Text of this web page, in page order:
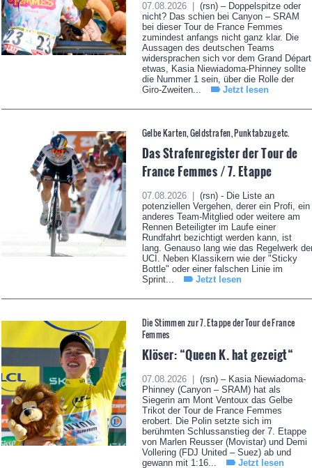
07.08.2026 |
(rsn) – Doppelspitze oder
nicht? Das schien bei Canyon – SRAM
bei dieser Tour de France Femmes
zumindest anfangs nicht ganz klar. Die
Aussagen des deutschen Teams
widersprachen sich vor dem Grand Départ
etwas, Kasia Niewiadoma-Phinney sollte
die Nummer 1 sein, über die Rolle der
Giro-Zweiten...
Jetzt lesen
Gelbe Karten, Geldstrafen, Punktabzug etc.
Das Strafenregister der Tour de
France Femmes / 7. Etappe
07.08.2026 |
(rsn) - Die Liste an
potenziellen Vergehen, derer ein Profi, ein
anderes Team-Mitglied oder weitere am
Rennen Beteiligter im Laufe einer
Rundfahrt bezichtigt werden kann, ist
lang. Genauso lang wie das Regelwerk
UCI. Neben Klassikern wie der "Sticky
Bottle" oder einer falschen Linie im
Sprint...
Jetzt lesen
Die Stimmen zur 7. Etappe der Tour de France
Femmes
Klöser: “Queen K. hat gezeigt“
07.08.2026 |
(rsn) – Kasia Niewiadoma-
Phinney (Canyon – SRAM) hat als
Siegerin am Mont Ventoux das Gelbe
Trikot der Tour de France Femmes
erobert. Die Polin setzte sich im
berühmten Schlussanstieg der 7. Etappe
von Marlen Reusser (Movistar) und Demi
Vollering (FDJ United – Suez) ab und
gewann mit 1:16...
Jetzt lesen